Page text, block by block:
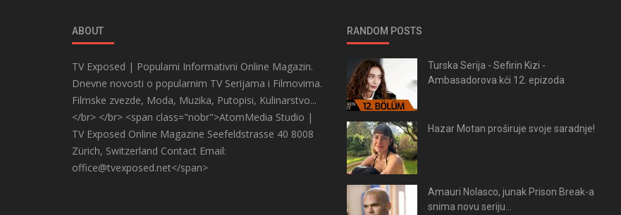
ABOUT
TV Exposed | Popularni Informativni Online Magazin.
Dnevne novosti o popularnim TV Serijama i Filmovima.
Filmske zvezde, Moda, Muzika, Putopisi, Kulinarstvo...
</br> </br> <span class="nobr">AtomMedia Studio |
TV Exposed Online Magazine Seefeldstrasse 40 8008
Zürich, Switzerland Contact Email:
office@tvexposed.net</span>
RANDOM POSTS
Turska Serija - Sefirin Kizi -
Ambasadorova kći 12. epizoda
Hazar Motan proširuje svoje saradnje!
Amauri Nolasco, junak Prison Break-a
snima novu seriju...